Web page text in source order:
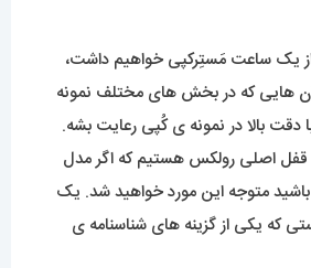
از یک ساعت مَستِرکپی خواهیم داشت،
هایی که در بخش های مختلف نمونه
دقت بالا در نمونه ی کُپی رعایت بشه.
اصلی رولکس هستیم که اگر مدل
باشید متوجه این مورد خواهید شد. یک
که یکی از گزینه های شناسنامه ی